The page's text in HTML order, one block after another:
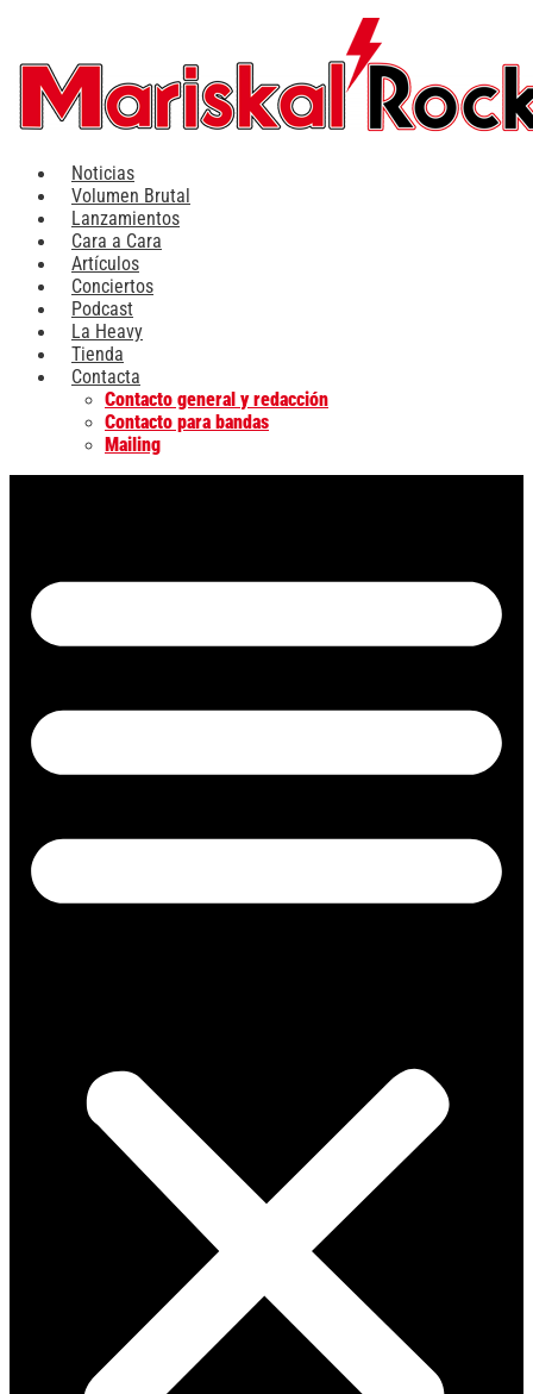
contenido
Noticias
Volumen Brutal
Lanzamientos
Cara a Cara
Artículos
Conciertos
Podcast
La Heavy
Tienda
Contacta
Contacto general y redacción
Contacto para bandas
Mailing